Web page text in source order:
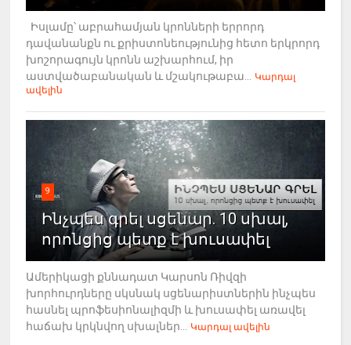
Իսլամը՝ աբրահամյան կրոնների երրորդ
դավանանքն ու քրիստոնեությունից հետո երկրորդ
խոշորագույն կրոնն աշխարհում, իր
աստվածաբանական և մշակութաբա...
Կարդալ
ավելին
9
Ինչպես գրել սցենար. 10 սխալ,
որոնցից պետք է խուսափել
Ամերիկացի քննադատ Կարսոն Ռիվզի
խորհուրդները սկսնակ սցենարիստներին ինչպես
հասնել պրոֆեսիոնալիզմի և խուսափել առավել
հաճախ կրկնվող սխալներ...
Կարդալ ավելին